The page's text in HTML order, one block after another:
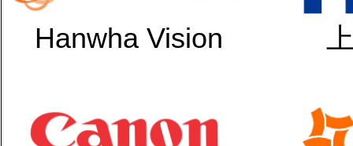
Hanwha Vision